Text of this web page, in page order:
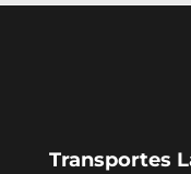
Transportes